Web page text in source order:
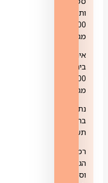
ותשתית
200
מגה
אינטרנט
ביתי
200
מגה
נתב
בתוספת
תשלום
רמות
הגנה
וסינון